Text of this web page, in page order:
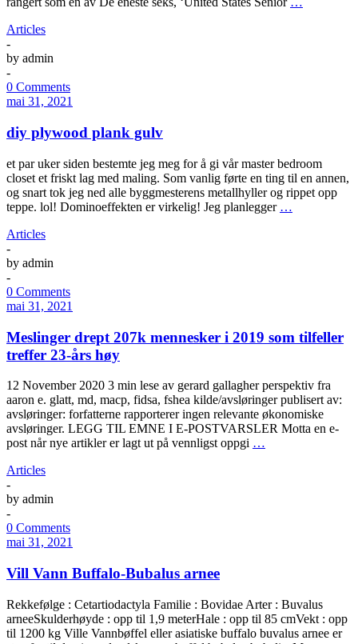
Articles
-
by admin
-
0 Comments
mai 31, 2021
diy plywood plank gulv
et par uker siden bestemte jeg meg for å gi vår master bedroom
closet et friskt lag med maling. Som vanlig førte en ting til en annen,
og snart tok jeg ned alle byggmesterens metallhyller og rippet opp
teppe. lol! Dominoeffekten er virkelig! Jeg planlegger …
Articles
-
by admin
-
0 Comments
mai 31, 2021
Meslinger drept 207k mennesker i 2019 som tilfeller
treffer 23-års høy
12 November 2020 3 min lese av gerard gallagher perspektiv fra
aaron e. glatt, md, macp, fidsa, fshea kilde/avsløringer publisert av:
avsløringer: forfatterne rapporterer ingen relevante økonomiske
avsløringer. LEGG TIL EMNE I E-POSTVARSLER Motta en e-
post når nye artikler er lagt ut på vennligst oppgi …
Articles
-
by admin
-
0 Comments
mai 31, 2021
Vill Vann Buffalo-Bubalus arnee
Rekkefølge : Cetartiodactyla Familie : Bovidae Arter : Buvalus
arneeSkulderhøyde : opp til 1,9 meterHale : opp til 85 cmVekt : opp
til 1200 kg Ville Vannbøffel eller asiatiske buffalo buvalus arnee er